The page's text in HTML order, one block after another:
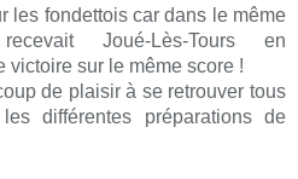
les fondettois car dans le même
Joué-Lès-Tours en
sur le même score !
de plaisir à se retrouver tous
différentes préparations de